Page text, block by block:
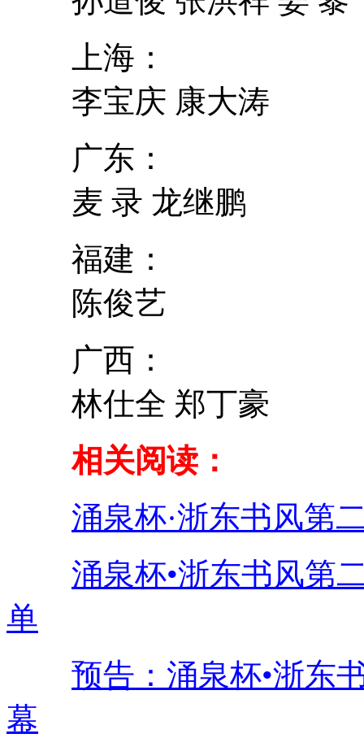
上海：
李宝庆 康大涛
广东：
麦 录 龙继鹏
福建：
陈俊艺
广西：
林仕全 郑丁豪
相关阅读：
涌泉杯·浙东书风第
涌泉杯•浙东书风第
单
预告：涌泉杯•浙东
幕